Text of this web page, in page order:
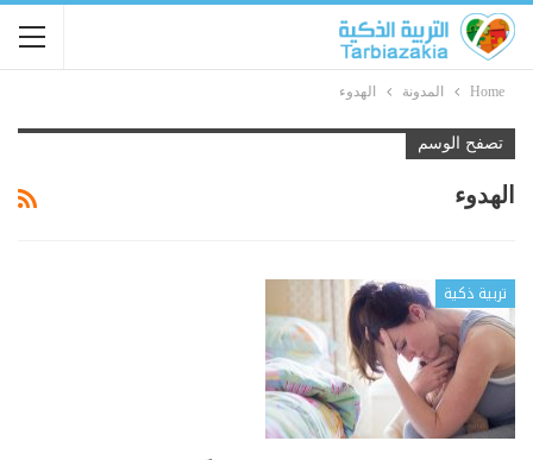
Home المدونة الهدوء
تصفح الوسم
الهدوء
تربية ذكية